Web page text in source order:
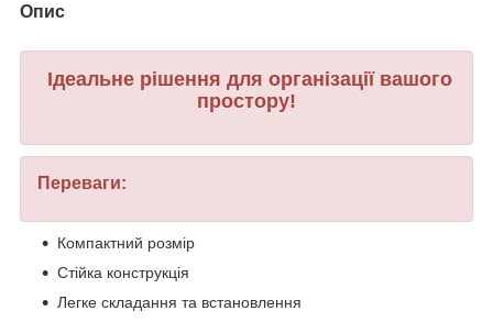
Опис
Ідеальне рішення для організації вашого
простору!
Переваги:
Компактний розмір
Стійка конструкція
Легке складання та встановлення